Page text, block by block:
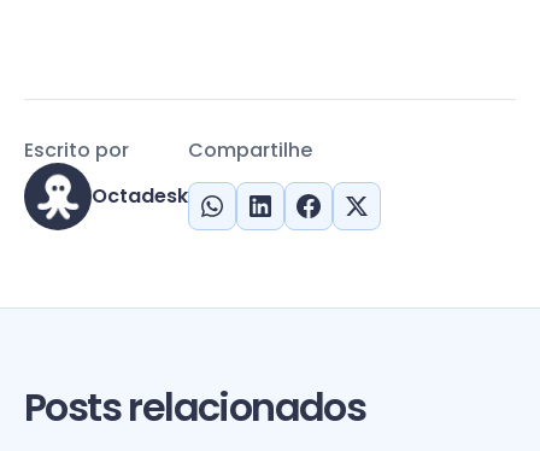
Compartilhe
Escrito por
Octadesk
Posts relacionados